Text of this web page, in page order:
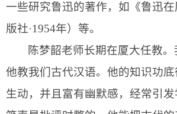
一些研究鲁迅的著作，如《鲁迅
版社·1954年）等。
陈梦韶老师长期在厦大任教。
他教我们古代汉语。他的知识功
生动，并且富有幽默感，经常引